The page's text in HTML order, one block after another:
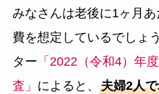
みなさんは老後に1ヶ月
費を想定しているでしょ
ター 「2022（令和4）年
査」 によると、 夫婦2人